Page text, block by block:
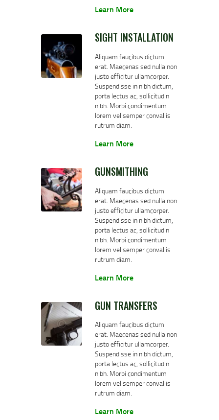
Learn More
SIGHT INSTALLATION
Aliquam faucibus dictum
erat. Maecenas sed nulla non
justo efficitur ullamcorper.
Suspendisse in nibh dictum,
porta lectus ac, sollicitudin
nibh. Morbi condimentum
lorem vel semper convallis
rutrum diam.
Learn More
GUNSMITHING
Aliquam faucibus dictum
erat. Maecenas sed nulla non
justo efficitur ullamcorper.
Suspendisse in nibh dictum,
porta lectus ac, sollicitudin
nibh. Morbi condimentum
lorem vel semper convallis
rutrum diam.
Learn More
GUN TRANSFERS
Aliquam faucibus dictum
erat. Maecenas sed nulla non
justo efficitur ullamcorper.
Suspendisse in nibh dictum,
porta lectus ac, sollicitudin
nibh. Morbi condimentum
lorem vel semper convallis
rutrum diam.
Learn More